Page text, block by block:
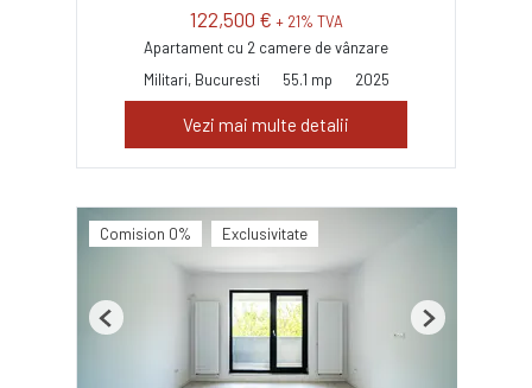
122,500 € + 21% TVA
Apartament cu 2 camere de vânzare
Militari, Bucuresti
55.1 mp 2025
Vezi mai multe detalii
Comision 0% Exclusivitate
Previous Next